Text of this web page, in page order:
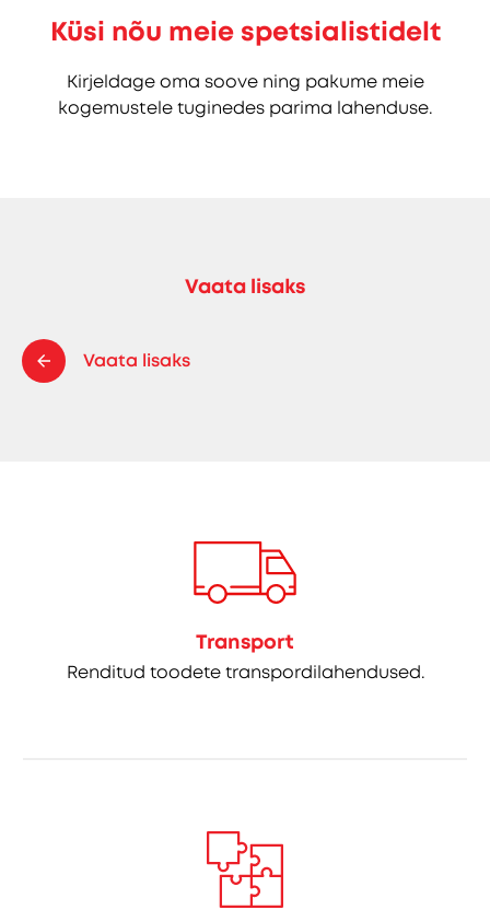
Küsi nõu meie spetsialistidelt
Kirjeldage oma soove ning pakume meie
kogemustele tuginedes parima lahenduse.
Vaata lisaks
Vaata lisaks
Transport
Renditud toodete transpordilahendused.